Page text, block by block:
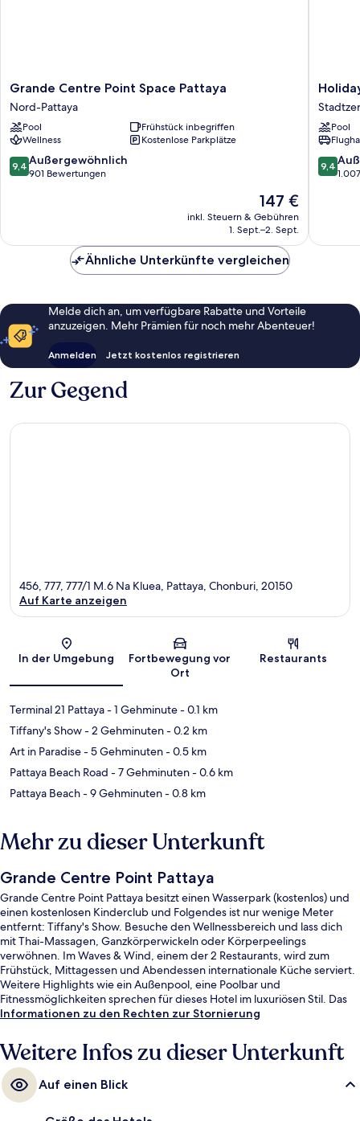
Grande
Centre
Point
Space
Pattaya
Nord-
Pattaya
Grande Centre Point Space Pattaya
Nord-Pattaya
Pool
Frühstück inbegriffen
Wellness
Kostenlose Parkplätze
9.4
von
9,4 Außergewöhnlich
901 Bewertungen
Der
Preis
beträgt
147 €
inkl. Steuern & Gebühren
1. Sept.–2. Sept.
Holiday
Inn
Pattaya
by
IHG
von
Pool
9.4
von
9,4
Ähnliche Unterkünfte vergleichen
Melde dich an, um verfügbare Rabatte und Vorteile
anzuzeigen. Mehr Prämien für noch mehr Abenteuer!
Anmelden Jetzt kostenlos registrieren
Zur Gegend
Karte
456, 777, 777/1 M.6 Na Kluea, Pattaya, Chonburi, 20150
Auf Karte anzeigen
In der Umgebung
Fortbewegung vor
Ort
Restaurants
Terminal 21 Pattaya- 1 Gehminute- 0.1 km
Tiffany's Show- 2 Gehminuten- 0.2 km
Art in Paradise- 5 Gehminuten- 0.5 km
Pattaya Beach Road - 7 Gehminuten- 0.6 km
Pattaya Beach- 9 Gehminuten- 0.8 km
Mehr zu dieser Unterkunft
Grande Centre Point Pattaya
Grande Centre Point Pattaya besitzt einen Wasserpark (kostenlos) und
einen kostenlosen Kinderclub und Folgendes ist nur wenige Meter
entfernt: Tiffany's Show. Besuche den Wellnessbereich und lass dich
mit Thai-Massagen, Ganzkörperwickeln oder Körperpeelings
verwöhnen. Im Waves & Wind, einem der 2 Restaurants, wird zum
Frühstück, Mittagessen und Abendessen internationale Küche serviert.
Weitere Highlights wie ein Außenpool, eine Poolbar und
Fitnessmöglichkeiten sprechen für dieses Hotel im luxuriösen Stil. Das
hilfsbereite Personal und der allgemeine Zustand erhalten tolle
Informationen zu den Rechten zur Stornierung
Weitere Infos zu dieser Unterkunft
Auf einen Blick